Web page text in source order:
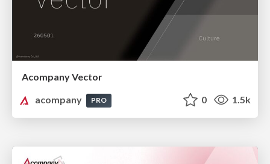
Acompany Vector
acompany
PRO 0 1.5k